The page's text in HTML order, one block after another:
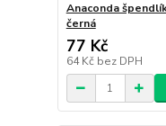
Anaconda
černá
77 Kč
64 Kč bez DPH